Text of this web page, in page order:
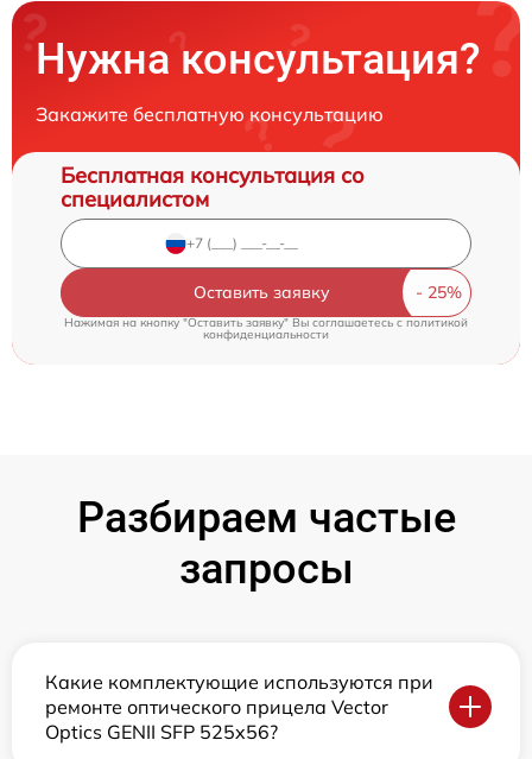
Нужна консультация?
Закажите бесплатную консультацию
Бесплатная консультация со
специалистом
Оставить заявку
Нажимая на кнопку "Оставить заявку" Вы соглашаетесь cполитикой
конфиденциальности
Разбираем частые
запросы
Какие комплектующие используются при
ремонте оптического прицела Vector
Optics GENII SFP 525x56?